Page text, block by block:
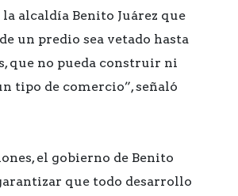
alcaldía Benito Juárez que
un predio sea vetado hasta
que no pueda construir ni
tipo de comercio”, señaló
el gobierno de Benito
que todo desarrollo